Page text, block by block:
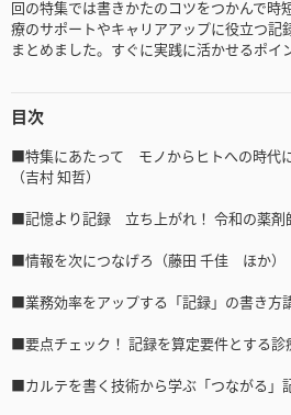
回の特集では書きかたのコツをつかんで時
療のサポートやキャリアアップに役立つ記
まとめました。すぐに実践に活かせるポイ
目次
■特集にあたって モノからヒトへの時代
（吉村 知哲）
■記憶より記録 立ち上がれ！ 令和の薬剤
■情報を次につなげろ（藤田 千佳 ほか）
■業務効率をアップする「記録」の書き方
■要点チェック！ 記録を算定要件とする診
■カルテを書く技術から学ぶ「つながる」